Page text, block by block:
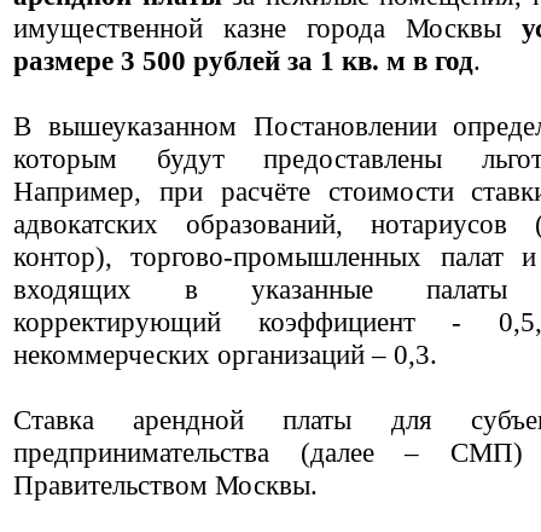
имущественной казне города Москвы
размере 3 500 рублей за 1 кв. м в год.
В вышеуказанном Постановлении
которым будут предоставлены
Например, при расчёте стоимости
адвокатских образований, нотариусов
контор), торгово-промышленных палат и
входящих в указанные палаты
корректирующий коэффициент -
некоммерческих организаций – 0,3.
Ставка арендной платы для
предпринимательства (далее – СМП)
Правительством Москвы.